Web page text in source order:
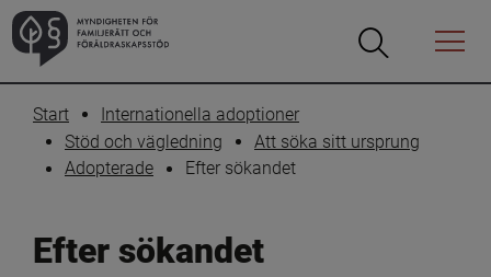
Öppna
Öppna
Menyn
Start
Internationella adoptioner
Stöd och vägledning
Att söka sitt ursprung
Adopterade
Efter sökandet
Efter sökandet